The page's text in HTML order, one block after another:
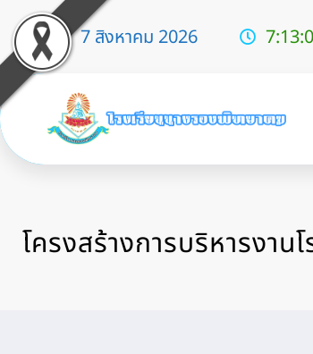
7 สิงหาคม 2026
โครงสร้างการบริหารงา